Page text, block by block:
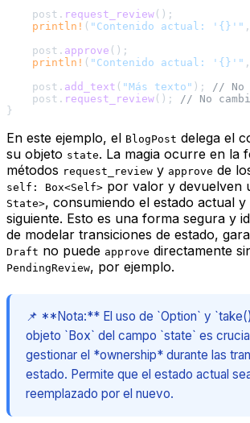
    post.
request_review ();
println! ( "Contenido actual: '{}'"
    post.
approve ();
println! ( "Contenido actual: '{}'"
    post.
add_text ( "Más texto" ); // No
    post.
request_review (); // No
En este ejemplo, el BlogPost delega el
su objeto state. La magia ocurre en la
métodos request_review y approve de
self: Box<Self> por valor y devuelven
State>, consumiendo el estado actual y
siguiente. Esto es una forma segura y
de modelar transiciones de estado,
Draft no puede approve directamente
PendingReview, por ejemplo.
📌 **Nota:** El uso de `Option` y
objeto `Box` del campo `state` es
gestionar el *ownership* durante las
estado. Permite que el estado actual
reemplazado por el nuevo.